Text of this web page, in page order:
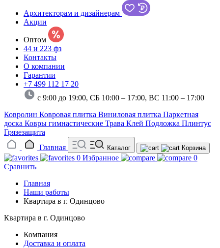
Архитекторам и дизайнерам
Акции
Оптом
44 и 223 фз
Контакты
О компании
Гарантии
+7 499 112 17 20
с 9:00 до 19:00, СБ 10:00 – 17:00, ВС 11:00 – 17:00
Ковролин Ковровая плитка Виниловая плитка Паркетная
доска Ковры гимнастические Трава Клей Подложка Плинтус
Грязезащита
Главная
Каталог Корзина
0 Избранное
0
Сравнить
Главная
Наши работы
Квартира в г. Одинцово
Квартира в г. Одинцово
Компания
Доставка и оплата